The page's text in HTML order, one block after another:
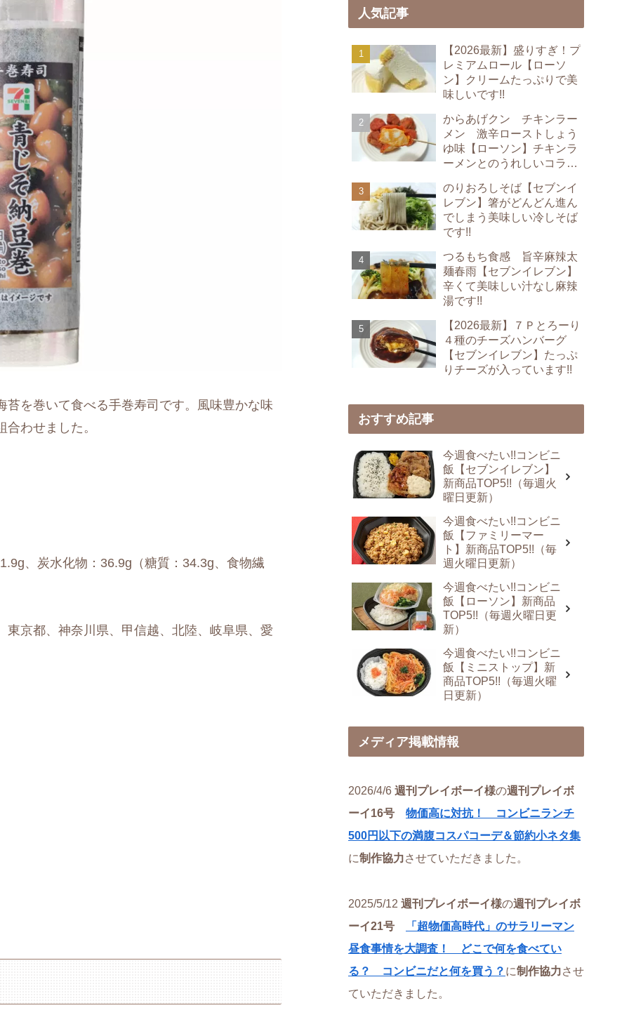
を巻いて食べる手巻寿司です。風味豊かな味
わせました。
、炭水化物：36.9g（糖質：34.3g、食物繊
京都、神奈川県、甲信越、北陸、岐阜県、愛
人気記事
【2026最新】盛りすぎ！プ
レミアムロール【ローソ
ン】クリームたっぷりで美
味しいです!!
からあげクン チキンラー
メン 激辛ローストしょう
ゆ味【ローソン】チキンラ
ーメンとのうれしいコラボ
のりおろしそば【セブンイ
レブン】箸がどんどん進ん
でしまう美味しい冷しそば
です!!
つるもち食感 旨辛麻辣太
麺春雨【セブンイレブン】
辛くて美味しい汁なし麻辣
湯です!!
【2026最新】７Ｐとろーり
４種のチーズハンバーグ
【セブンイレブン】たっぷ
りチーズが入っています!!
おすすめ記事
今週食べたい!!コンビニ
飯【セブンイレブン】
新商品TOP5!!（毎週火
曜日更新）
今週食べたい!!コンビニ
飯【ファミリーマー
ト】新商品TOP5!!（毎
週火曜日更新）
今週食べたい!!コンビニ
飯【ローソン】新商品
TOP5!!（毎週火曜日更
新）
今週食べたい!!コンビニ
飯【ミニストップ】新
商品TOP5!!（毎週火曜
日更新）
メディア掲載情報
2026/4/6 週刊プレイボーイ様の週刊プレイボ
ーイ16号 物価高に対抗！ コンビニランチ
500円以下の満腹コスパコーデ＆節約小ネタ集
に制作協力させていただきました。
2025/5/12 週刊プレイボーイ様の週刊プレイボ
ーイ21号
「超物価高時代」のサラリーマン
昼食事情を大調査！ どこで何を食べてい
る？ コンビニだと何を買う？ に制作協力させ
ていただきました。